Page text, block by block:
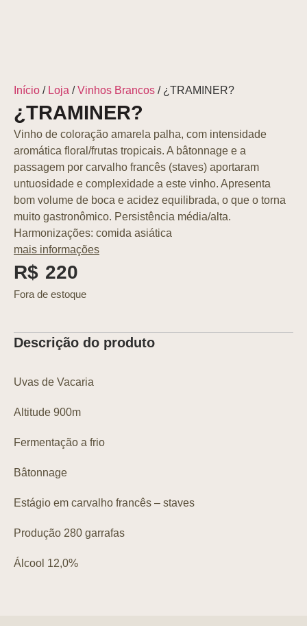
Início / Loja /Vinhos Brancos / ¿TRAMINER?
¿TRAMINER?
Vinho de coloração amarela palha, com intensidade
aromática floral/frutas tropicais. A bâtonnage e a
passagem por carvalho francês (staves) aportaram
untuosidade e complexidade a este vinho. Apresenta
bom volume de boca e acidez equilibrada, o que o torna
muito gastronômico. Persistência média/alta.
Harmonizações: comida asiática
mais informações
R$ 220
Fora de estoque
Descrição do produto
Uvas de Vacaria
Altitude 900m
Fermentação a frio
Bâtonnage
Estágio em carvalho francês – staves
Produção 280 garrafas
Álcool 12,0%